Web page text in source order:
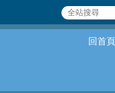
回首頁